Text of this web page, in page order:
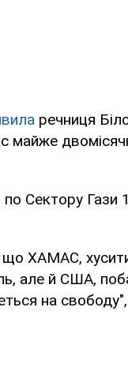
речниця
майже
Сектору Гази
ХАМАС,
але й США,
на